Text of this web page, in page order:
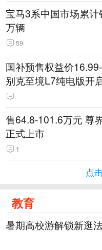
宝马3系中国市场累
万辆
59
国补预售权益价
别克至境L7纯电版开
售64.8-101.6万元 尊
正式上市
1
点
教育
暑期高校游解锁新逛